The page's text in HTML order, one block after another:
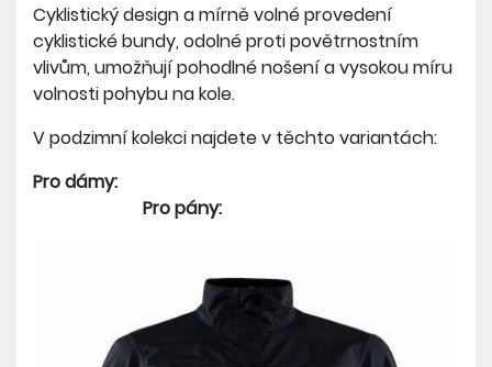
Cyklistický design a mírně volné provedení
cyklistické bundy, odolné proti povětrnostním
vlivům, umožňují pohodlné nošení a vysokou míru
volnosti pohybu na kole.
V podzimní kolekci najdete v těchto variantách:
Pro dámy:
Pro pány: